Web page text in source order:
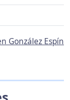
González Espín